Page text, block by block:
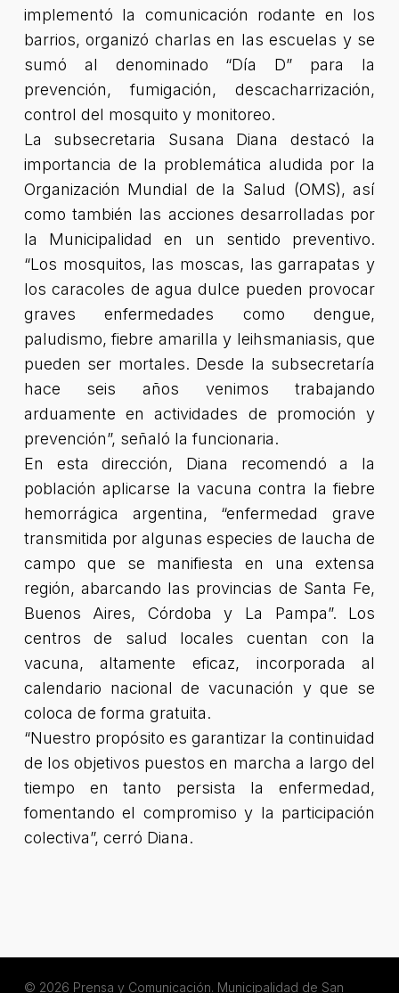
implementó la comunicación rodante en los
barrios, organizó charlas en las escuelas y se
sumó al denominado “Día D” para la
prevención, fumigación, descacharrización,
control del mosquito y monitoreo.
La subsecretaria Susana Diana destacó la
importancia de la problemática aludida por la
Organización Mundial de la Salud (OMS), así
como también las acciones desarrolladas por
la Municipalidad en un sentido preventivo.
“Los mosquitos, las moscas, las garrapatas y
los caracoles de agua dulce pueden provocar
graves enfermedades como dengue,
paludismo, fiebre amarilla y leihsmaniasis, que
pueden ser mortales. Desde la subsecretaría
hace seis años venimos trabajando
arduamente en actividades de promoción y
prevención”, señaló la funcionaria.
En esta dirección, Diana recomendó a la
población aplicarse la vacuna contra la fiebre
hemorrágica argentina, “enfermedad grave
transmitida por algunas especies de laucha de
campo que se manifiesta en una extensa
región, abarcando las provincias de Santa Fe,
Buenos Aires, Córdoba y La Pampa”. Los
centros de salud locales cuentan con la
vacuna, altamente eficaz, incorporada al
calendario nacional de vacunación y que se
coloca de forma gratuita.
“Nuestro propósito es garantizar la continuidad
de los objetivos puestos en marcha a largo del
tiempo en tanto persista la enfermedad,
fomentando el compromiso y la participación
colectiva”, cerró Diana.
© 2026 Prensa y Comunicación. Municipalidad de San